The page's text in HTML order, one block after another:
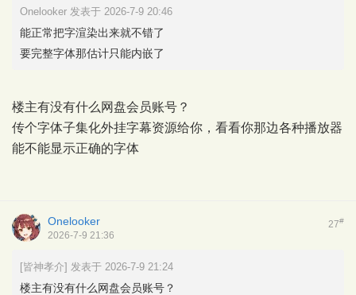
Onelooker 发表于 2026-7-9 20:46
能正常把字渲染出来就不错了
要完整字体那估计只能内嵌了
楼主有没有什么网盘会员账号？
传个字体子集化外挂字幕资源给你，看看你那边各种播放器
能不能显示正确的字体
27#
Onelooker
2026-7-9 21:36
[皆神孝介] 发表于 2026-7-9 21:24
楼主有没有什么网盘会员账号？